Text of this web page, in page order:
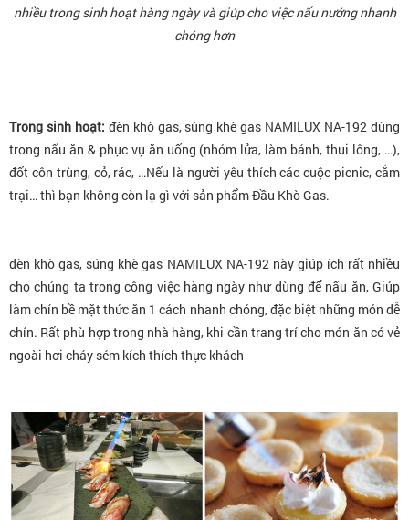
nhiều trong sinh hoạt hàng ngày và giúp cho việc nấu nướng nhanh
chóng hơn
Trong sinh hoạt: đèn khò gas, súng khè gas NAMILUX NA-192 dùng
trong nấu ăn & phục vụ ăn uống (nhóm lửa, làm bánh, thui lông, …),
đốt côn trùng, cỏ, rác, …Nếu là người yêu thích các cuộc picnic, cắm
trại… thì bạn không còn lạ gì với sản phẩm Đầu Khò Gas.
đèn khò gas, súng khè gas NAMILUX NA-192 này giúp ích rất nhiều
cho chúng ta trong công việc hàng ngày như dùng để nấu ăn, Giúp
làm chín bề mặt thức ăn 1 cách nhanh chóng, đặc biệt những món dễ
chín. Rất phù hợp trong nhà hàng, khi cần trang trí cho món ăn có vẻ
ngoài hơi cháy sém kích thích thực khách